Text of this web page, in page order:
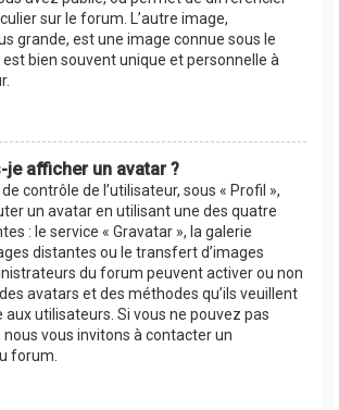
sur le forum. L’autre image,
grande, est une image connue sous le
est bien souvent unique et personnelle à
je afficher un avatar ?
contrôle de l’utilisateur, sous « Profil »,
un avatar en utilisant une des quatre
: le service « Gravatar », la galerie
distantes ou le transfert d’images
du forum peuvent activer ou non
avatars et des méthodes qu’ils veuillent
aux utilisateurs. Si vous ne pouvez pas
nous vous invitons à contacter un
forum.